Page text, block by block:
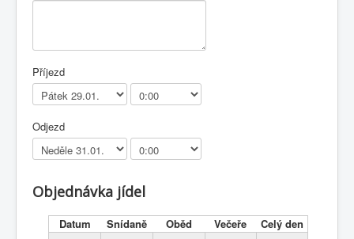
Příjezd
Odjezd
Objednávka jídel
Datum Snídaně Oběd Večeře
Celý den